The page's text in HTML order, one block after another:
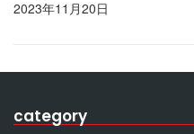
2023年11月20日
category